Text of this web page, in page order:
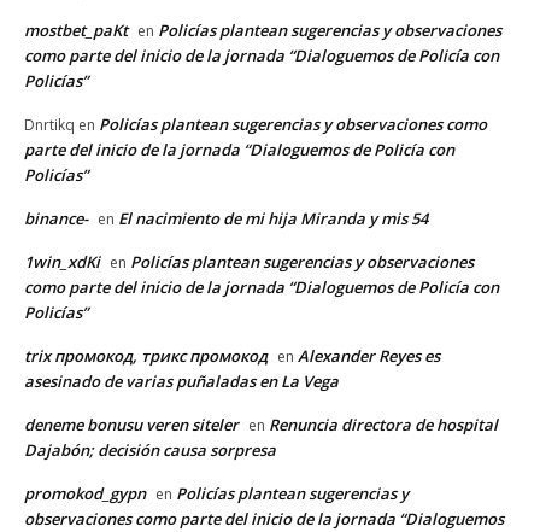
mostbet_paKt en Policías plantean sugerencias y observaciones
como parte del inicio de la jornada “Dialoguemos de Policía con
Policías”
Dnrtikq en Policías plantean sugerencias y observaciones como
parte del inicio de la jornada “Dialoguemos de Policía con
Policías”
binance- en El nacimiento de mi hija Miranda y mis 54
1win_xdKi en Policías plantean sugerencias y observaciones
como parte del inicio de la jornada “Dialoguemos de Policía con
Policías”
trix промокод, трикс промокод en Alexander Reyes es
asesinado de varias puñaladas en La Vega
deneme bonusu veren siteler en Renuncia directora de hospital
Dajabón; decisión causa sorpresa
promokod_gypn en Policías plantean sugerencias y
observaciones como parte del inicio de la jornada “Dialoguemos